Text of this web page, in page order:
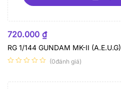
720.000 ₫
RG 1/144 GUNDAM MK-II (A.E.U.G)
(0đánh giá)